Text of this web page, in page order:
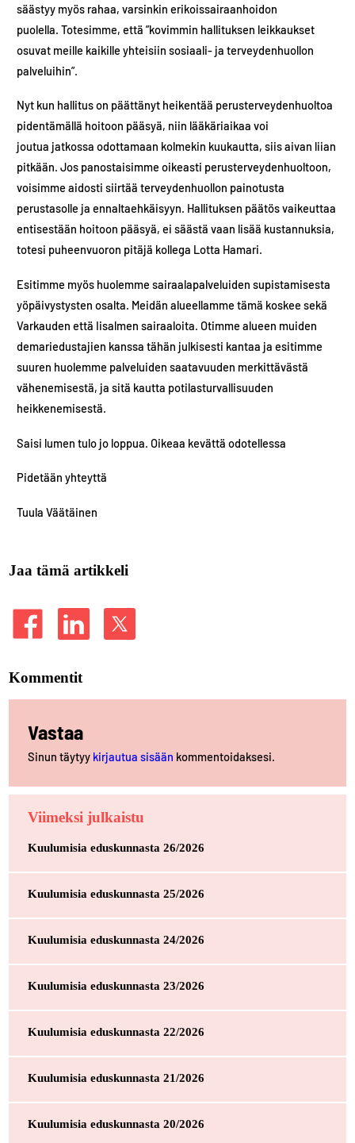
säästyy myös rahaa, varsinkin erikoissairaanhoidon
puolella. Totesimme, että ”kovimmin hallituksen leikkaukset
osuvat meille kaikille yhteisiin sosiaali- ja terveydenhuollon
palveluihin”.
Nyt kun hallitus on päättänyt heikentää perusterveydenhuoltoa
pidentämällä hoitoon pääsyä, niin lääkäriaikaa voi
joutua jatkossa odottamaan kolmekin kuukautta, siis aivan liian
pitkään. Jos panostaisimme oikeasti perusterveydenhuoltoon,
voisimme aidosti siirtää terveydenhuollon painotusta
perustasolle ja ennaltaehkäisyyn. Hallituksen päätös vaikeuttaa
entisestään hoitoon pääsyä, ei säästä vaan lisää kustannuksia,
totesi puheenvuoron pitäjä kollega Lotta Hamari.
Esitimme myös huolemme sairaalapalveluiden supistamisesta
yöpäivystysten osalta. Meidän alueellamme tämä koskee sekä
Varkauden että Iisalmen sairaaloita. Otimme alueen muiden
demariedustajien kanssa tähän julkisesti kantaa ja esitimme
suuren huolemme palveluiden saatavuuden merkittävästä
vähenemisestä, ja sitä kautta potilasturvallisuuden
heikkenemisestä.
Saisi lumen tulo jo loppua. Oikeaa kevättä odotellessa
Pidetään yhteyttä
Tuula Väätäinen
Jaa tämä artikkeli
Kommentit
Vastaa
Sinun täytyy kirjautua sisään kommentoidaksesi.
Viimeksi julkaistu
Kuulumisia eduskunnasta 26/2026
Kuulumisia eduskunnasta 25/2026
Kuulumisia eduskunnasta 24/2026
Kuulumisia eduskunnasta 23/2026
Kuulumisia eduskunnasta 22/2026
Kuulumisia eduskunnasta 21/2026
Kuulumisia eduskunnasta 20/2026